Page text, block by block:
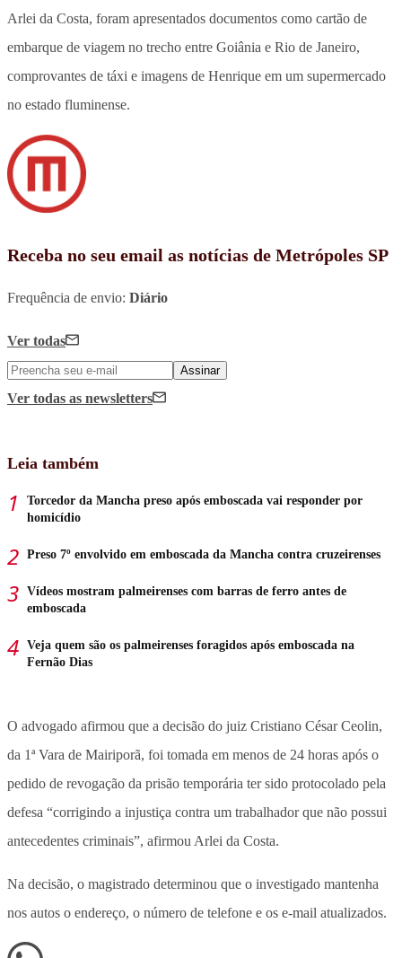
Arlei da Costa, foram apresentados documentos como cartão de
embarque de viagem no trecho entre Goiânia e Rio de Janeiro,
comprovantes de táxi e imagens de Henrique em um supermercado
no estado fluminense.
Receba no seu email as notícias de Metrópoles SP
Frequência de envio: Diário
Ver todas
Assinar
Ver todas as newsletters
Leia também
Torcedor da Mancha preso após emboscada vai responder por
homicídio
Preso 7º envolvido em emboscada da Mancha contra cruzeirenses
Vídeos mostram palmeirenses com barras de ferro antes de
emboscada
Veja quem são os palmeirenses foragidos após emboscada na
Fernão Dias
O advogado afirmou que a decisão do juiz Cristiano César Ceolin,
da 1ª Vara de Mairiporã, foi tomada em menos de 24 horas após o
pedido de revogação da prisão temporária ter sido protocolado pela
defesa “corrigindo a injustiça contra um trabalhador que não possui
antecedentes criminais”, afirmou Arlei da Costa.
Na decisão, o magistrado determinou que o investigado mantenha
nos autos o endereço, o número de telefone e os e-mail atualizados.